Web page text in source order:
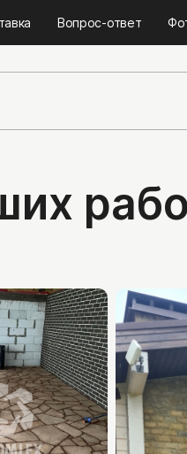
Вопрос-ответ